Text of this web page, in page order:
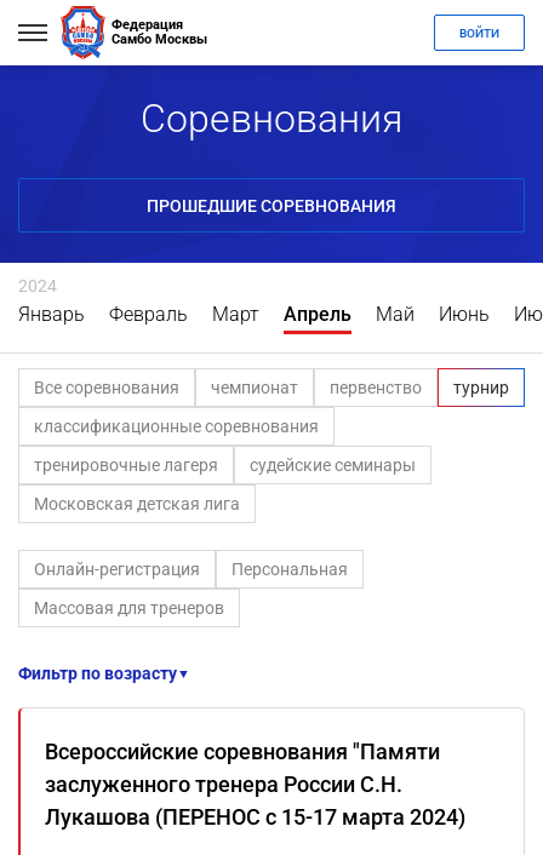
Федерация
Самбо Москвы
ВОЙТИ
Соревнования
ПРОШЕДШИЕ СОРЕВНОВАНИЯ
2024
Январь Февраль Март Апрель Май Июнь
Все соревнования чемпионат первенство
турнир
классификационные соревнования
тренировочные лагеря
судейские семинары
Московская детская лига
Онлайн-регистрация
Персональная
Массовая для тренеров
Фильтр по возрасту▼
Всероссийские соревнования "Памяти
заслуженного тренера России С.Н.
Лукашова (ПЕРЕНОС с 15-17 марта 2024)